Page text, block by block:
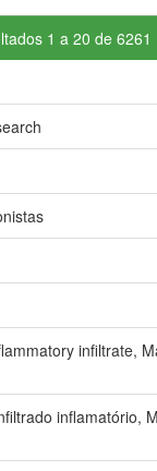
1 a 20 de 6261
infiltrate,
inflamatório,